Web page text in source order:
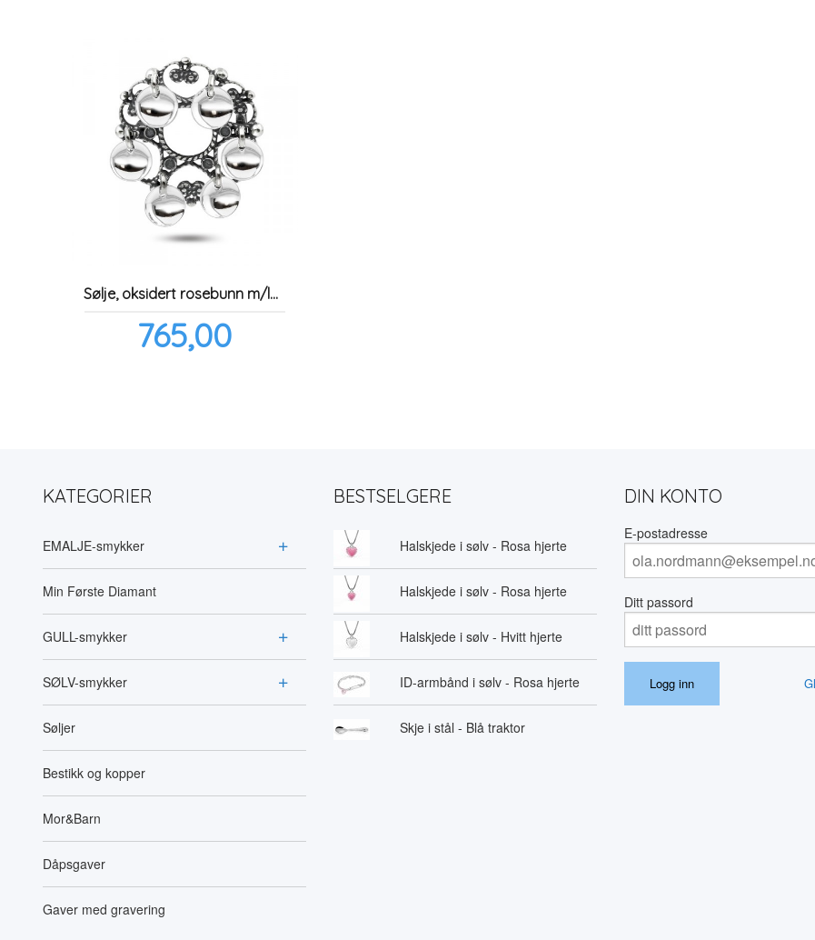
Sølje, oksidert rosebunn m/løv
Pris
765,00mva.
KATEGORIER
EMALJE-smykker
Min Første Diamant
GULL-smykker
SØLV-smykker
Søljer
Bestikk og kopper
Mor&Barn
Dåpsgaver
Gaver med gravering
BESTSELGERE
Halskjede i sølv - Rosa hjerte
Halskjede i sølv - Rosa hjerte
Halskjede i sølv - Hvitt hjerte
ID-armbånd i sølv - Rosa hjerte
Skje i stål - Blå traktor
DIN KONTO
E-postadresse
Ditt passord